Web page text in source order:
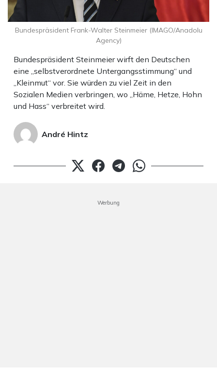
Bundespräsident Steinmeier wirft den Deutschen
eine „selbstverordnete Untergangsstimmung“ und
„Kleinmut“ vor. Sie würden zu viel Zeit in den
Sozialen Medien verbringen, wo „Häme, Hetze, Hohn
und Hass“ verbreitet wird.
André Hintz
Bundespräsident Frank-Walter Steinmeier (IMAGO/Anadolu
Agency)
Werbung